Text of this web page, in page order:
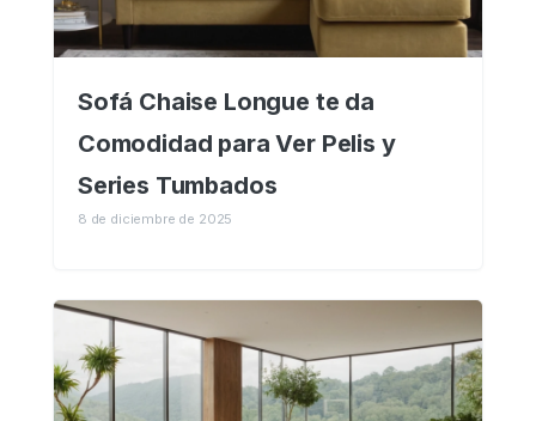
Sofá Chaise Longue te da
Comodidad para Ver Pelis y
Series Tumbados
8 de diciembre de 2025